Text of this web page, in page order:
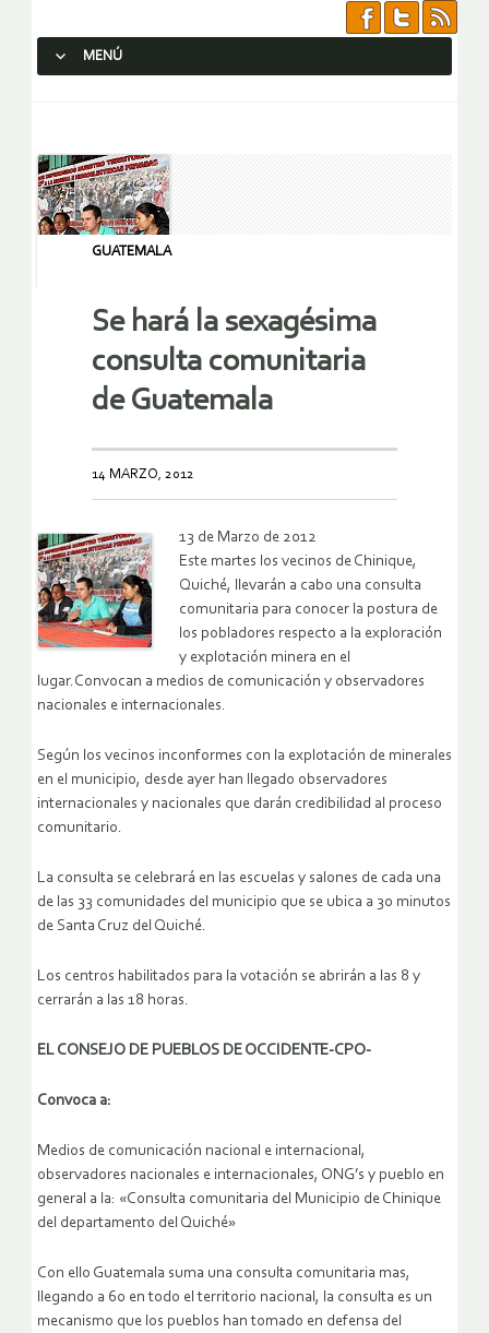
MENÚ
GUATEMALA
Se hará la sexagésima
consulta comunitaria
de Guatemala
14 MARZO, 2012
13 de Marzo de 2012
Este martes los vecinos de Chinique,
Quiché, llevarán a cabo una consulta
comunitaria para conocer la postura de
los pobladores respecto a la exploración
y explotación minera en el
lugar.Convocan a medios de comunicación y observadores
nacionales e internacionales.
Según los vecinos inconformes con la explotación de minerales
en el municipio, desde ayer han llegado observadores
internacionales y nacionales que darán credibilidad al proceso
comunitario.
La consulta se celebrará en las escuelas y salones de cada una
de las 33 comunidades del municipio que se ubica a 30 minutos
de Santa Cruz del Quiché.
Los centros habilitados para la votación se abrirán a las 8 y
cerrarán a las 18 horas.
EL CONSEJO DE PUEBLOS DE OCCIDENTE-CPO-
Convoca a:
Medios de comunicación nacional e internacional,
observadores nacionales e internacionales, ONG’s y pueblo en
general a la: «Consulta comunitaria del Municipio de Chinique
del departamento del Quiché»
Con ello Guatemala suma una consulta comunitaria mas,
llegando a 60 en todo el territorio nacional, la consulta es un
mecanismo que los pueblos han tomado en defensa del